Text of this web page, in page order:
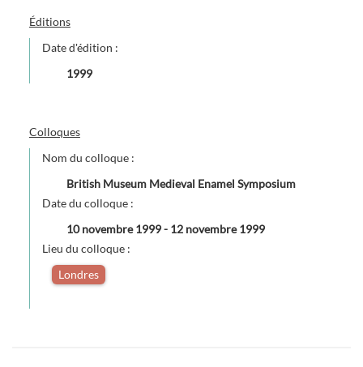
Éditions
Date d'édition :
1999
Colloques
Nom du colloque :
British Museum Medieval Enamel Symposium
Date du colloque :
10 novembre 1999- 12 novembre 1999
Lieu du colloque :
Londres